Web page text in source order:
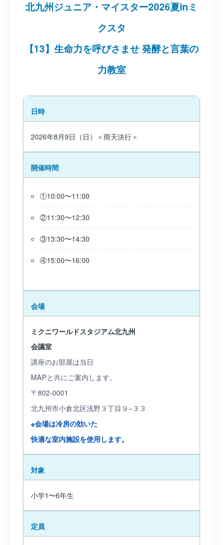
北九州ジュニア・マイスター2026夏inミ
クスタ
【13】生命力を呼びさませ 発酵と言葉の
力教室
日時
2026年8月9日（日）＜雨天決行＞
開催時間
①10:00〜11:00
②11:30〜12:30
③13:30〜14:30
④15:00〜16:00
会場
ミクニワールドスタジアム北九州
会議室
講座のお部屋は当日
MAPと共にご案内します。
〒802-0001
北九州市小倉北区浅野３丁目９−３３
※会場は冷房の効いた
快適な室内施設を使用します。
対象
小学1〜6年生
定員